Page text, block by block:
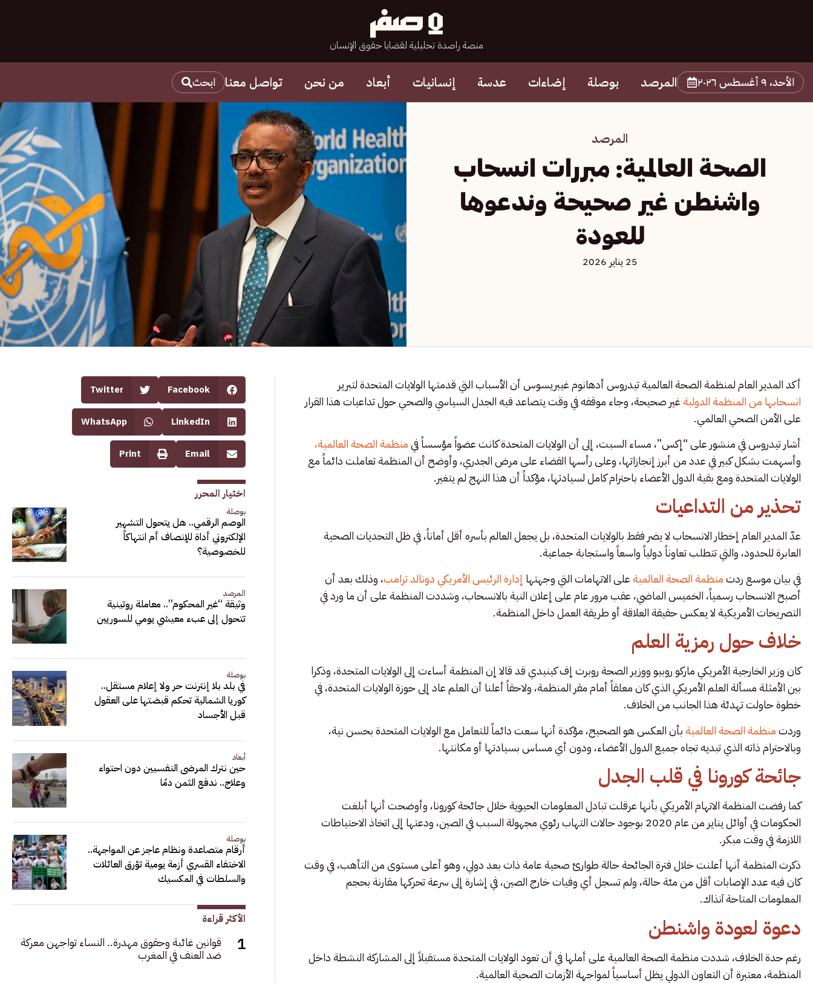
منصة راصدة تحليلية لقضايا حقوق الإنسان
الأحد، ٩ أغسطس ٢٠٢٦ المرصد بوصلة إضاءات عدسة إنسانيات أبعاد من نحن تواصل معنا ابحث
المرصد
الصحة العالمية: مبررات انسحاب
واشنطن غير صحيحة وندعوها
للعودة
25 يناير 2026
أكد المدير العام لمنظمة الصحة العالمية تيدروس أدهانوم غيبريسوس أن الأسباب التي قدمتها الولايات المتحدة لتبرير
انسحابها من المنظمة الدوليةغير صحيحة، وجاء موقفه في وقت يتصاعد فيه الجدل السياسي والصحي حول تداعيات هذا القرار
على الأمن الصحي العالمي.
أشار تيدروس في منشور على “إكس”، مساء السبت، إلى أن الولايات المتحدة كانت عضواً مؤسساً فيمنظمة الصحة العالمية،
وأسهمت بشكل كبير في عدد من أبرز إنجازاتها، وعلى رأسها القضاء على مرض الجدري، وأوضح أن المنظمة تعاملت دائماً مع
الولايات المتحدة ومع بقية الدول الأعضاء باحترام كامل لسيادتها، مؤكداً أن هذا النهج لم يتغير.
تحذير من التداعيات
عدّ المدير العام إخطار الانسحاب لا يضر فقط بالولايات المتحدة، بل يجعل العالم بأسره أقل أماناً، في ظل التحديات الصحية
العابرة للحدود، والتي تتطلب تعاوناً دولياً واسعاً واستجابة جماعية.
في بيان موسع ردتمنظمة الصحة العالميةعلى الاتهامات التي وجهتها إدارة الرئيس الأمريكي دونالد ترامب، وذلك بعد أن
أصبح الانسحاب رسمياً، الخميس الماضي، عقب مرور عام على إعلان النية بالانسحاب، وشددت المنظمة على أن ما ورد في
التصريحات الأمريكية لا يعكس حقيقة العلاقة أو طريقة العمل داخل المنظمة.
خلاف حول رمزية العلم
كان وزير الخارجية الأمريكي ماركو روبيو ووزير الصحة روبرت إف كينيدي قد قالا إن المنظمة أساءت إلى الولايات المتحدة، وذكرا
بين الأمثلة مسألة العلم الأمريكي الذي كان معلقاً أمام مقر المنظمة، ولاحقاً أعلنا أن العلم عاد إلى حوزة الولايات المتحدة، في
خطوة حاولت تهدئة هذا الجانب من الخلاف.
وردتمنظمة الصحة العالميةبأن العكس هو الصحيح، مؤكدة أنها سعت دائماً للتعامل مع الولايات المتحدة بحسن نية،
وبالاحترام ذاته الذي تبديه تجاه جميع الدول الأعضاء، ودون أي مساس بسيادتها أو مكانتها.
جائحة كورونا في قلب الجدل
كما رفضت المنظمة الاتهام الأمريكي بأنها عرقلت تبادل المعلومات الحيوية خلال جائحة كورونا، وأوضحت أنها أبلغت
الحكومات في أوائل يناير من عام 2020 بوجود حالات التهاب رئوي مجهولة السبب في الصين، ودعتها إلى اتخاذ الاحتياطات
اللازمة في وقت مبكر.
ذكرت المنظمة أنها أعلنت خلال فترة الجائحة حالة طوارئ صحية عامة ذات بعد دولي، وهو أعلى مستوى من التأهب، في وقت
كان فيه عدد الإصابات أقل من مئة حالة، ولم تسجل أي وفيات خارج الصين، في إشارة إلى سرعة تحركها مقارنة بحجم
المعلومات المتاحة آنذاك.
دعوة لعودة واشنطن
رغم حدة الخلاف، شددت منظمة الصحة العالمية على أملها في أن تعود الولايات المتحدة مستقبلاً إلى المشاركة النشطة داخل
المنظمة، معتبرة أن التعاون الدولي يظل أساسياً لمواجهة الأزمات الصحية العالمية.
Facebook
Twitter
LinkedIn
WhatsApp
Email
Print
اختيار المحرر
بوصلة
الوصم الرقمي.. هل يتحول التشهير
الإلكتروني أداة للإنصاف أم انتهاكاً
للخصوصية؟
المرصد
وثيقة “غير المحكوم”.. معاملة روتينية
تتحول إلى عبء معيشي يومي للسوريين
بوصلة
في بلد بلا إنترنت حر ولا إعلام مستقل..
كوريا الشمالية تحكم قبضتها على العقول
قبل الأجساد
أبعاد
حين نترك المرضى النفسيين دون احتواء
وعلاج.. ندفع الثمن دمًا
بوصلة
أرقام متصاعدة ونظام عاجز عن المواجهة..
الاختفاء القسري أزمة يومية تؤرق العائلات
والسلطات في المكسيك
الأكثر قراءة
قوانين غائبة وحقوق مهدرة.. النساء تواجهن معركة
ضد العنف في المغرب